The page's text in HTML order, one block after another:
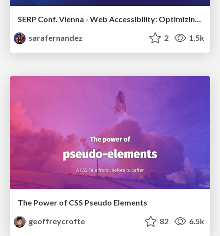
SERP Conf. Vienna - Web Accessibility: Optimizing for Inclusivity and SEO
sarafernandez
2 1.5k
The Power of CSS Pseudo Elements
geoffreycrofte
82 6.5k